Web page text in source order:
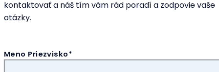
kontaktovať a náš tím vám rád poradí a zodpovie vaše
otázky.
Meno Priezvisko*